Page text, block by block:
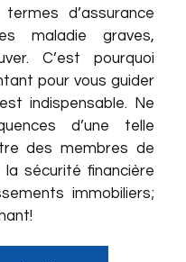
d’assurance
maladie graves,
C’est pourquoi
pour vous guider
indispensable. Ne
d’une telle
des membres de
sécurité financière
immobiliers;